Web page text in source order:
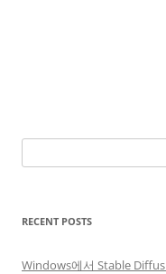
for:
RECENT POSTS
Windows에서 Stable